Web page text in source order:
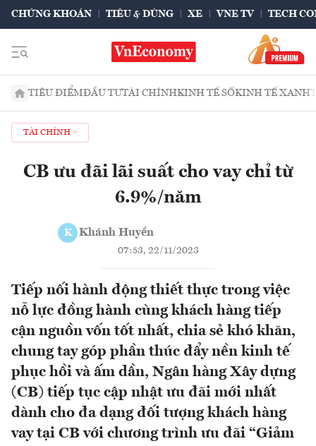
CHỨNG KHOÁN TIÊU & DÙNG XE VNE TV TECH
TIÊU ĐIỂMĐẦU TƯTÀI CHÍNHKINH TẾ SỐKINH TẾ XANH
TÀI CHÍNH
CB ưu đãi lãi suất cho vay chỉ từ
6.9%/năm
K Khánh Huyền
07:53, 22/11/2023
Tiếp nối hành động thiết thực trong việc
nỗ lực đồng hành cùng khách hàng tiếp
cận nguồn vốn tốt nhất, chia sẻ khó khăn,
chung tay góp phần thúc đẩy nền kinh tế
phục hồi và ấm dần, Ngân hàng Xây dựng
(CB) tiếp tục cập nhật ưu đãi mới nhất
dành cho đa dạng đối tượng khách hàng
vay tại CB với chương trình ưu đãi “Giảm